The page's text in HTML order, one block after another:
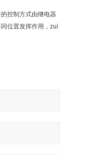
控制方式由继电器
位置发挥作用，zui